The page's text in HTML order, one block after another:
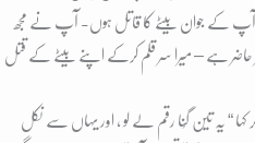
آپ کے جوان بیٹے کا قاتل ہوں- آپ نے مجھ
ہے – میرا سر قلم کرکے اپنے بیٹے کے قتل
“ یہ تین گُنا رقم لے لو ، اور یہاں سے نکل